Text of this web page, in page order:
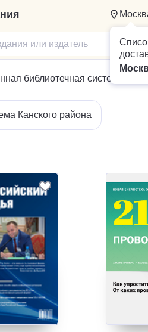
библиотечная система
Канского района